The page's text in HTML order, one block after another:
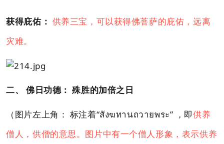
获得庇佑： 供养三宝，可以获得佛菩萨的庇佑，远离
灾难。
二、 佛日功德： 殊胜的加倍之日
（图片左上角： 标注着“สังฆทานถวายพระ” ，即供养
僧人，供僧的意思。图片中有一个僧人形象，表示供养